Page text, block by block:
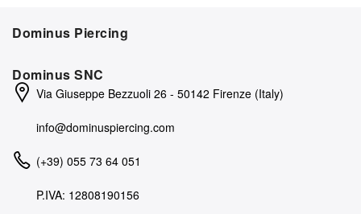
Dominus Piercing
Dominus SNC
Via Giuseppe Bezzuoli 26 - 50142 Firenze (Italy)
info@dominuspiercing.com
(+39) 055 73 64 051
P.IVA: 12808190156